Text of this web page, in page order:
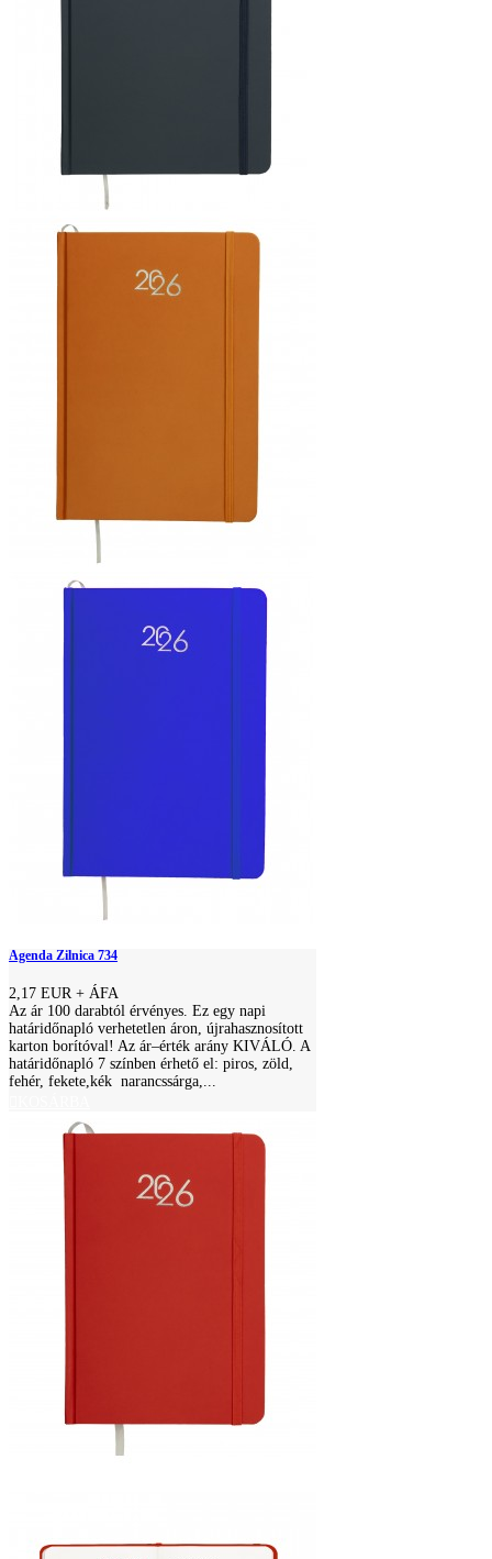
Agenda Zilnica 734
2,17 EUR + ÁFA
Az ár 100 darabtól érvényes. Ez egy napi
határidőnapló verhetetlen áron, újrahasznosított
karton borítóval! Az ár–érték arány KIVÁLÓ. A
határidőnapló 7 színben érhető el: piros, zöld,
fehér, fekete,kék narancssárga,...